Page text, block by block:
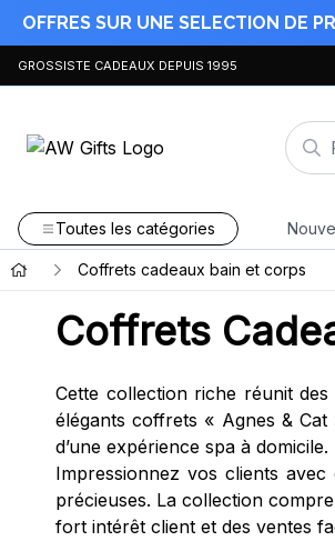
OFFRES SUR UNE SELECTION DE
GROSSISTE CADEAUX DEPUIS 1995
Toutes les catégories
Coffrets cadeaux bain et corps
Coffrets
Cette collection riche réunit
élégants coffrets « Agnes &
d’une expérience spa à domicile.
Impressionnez vos clients
précieuses. La collection
fort intérêt client et des ventes